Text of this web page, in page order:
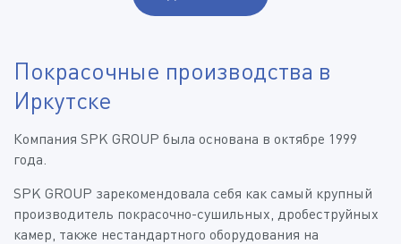
Покрасочные производства в
Иркутске
Компания SPK GROUP была основана в октябре 1999
года.
SPK GROUP зарекомендовала себя как самый крупный
производитель покрасочно-сушильных, дробеструйных
камер, также нестандартного оборудования на